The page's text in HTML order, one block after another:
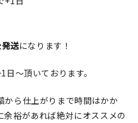
送になります！
～頂いております。
から仕上がりまで時間はかか
裕があれば絶対にオススメの